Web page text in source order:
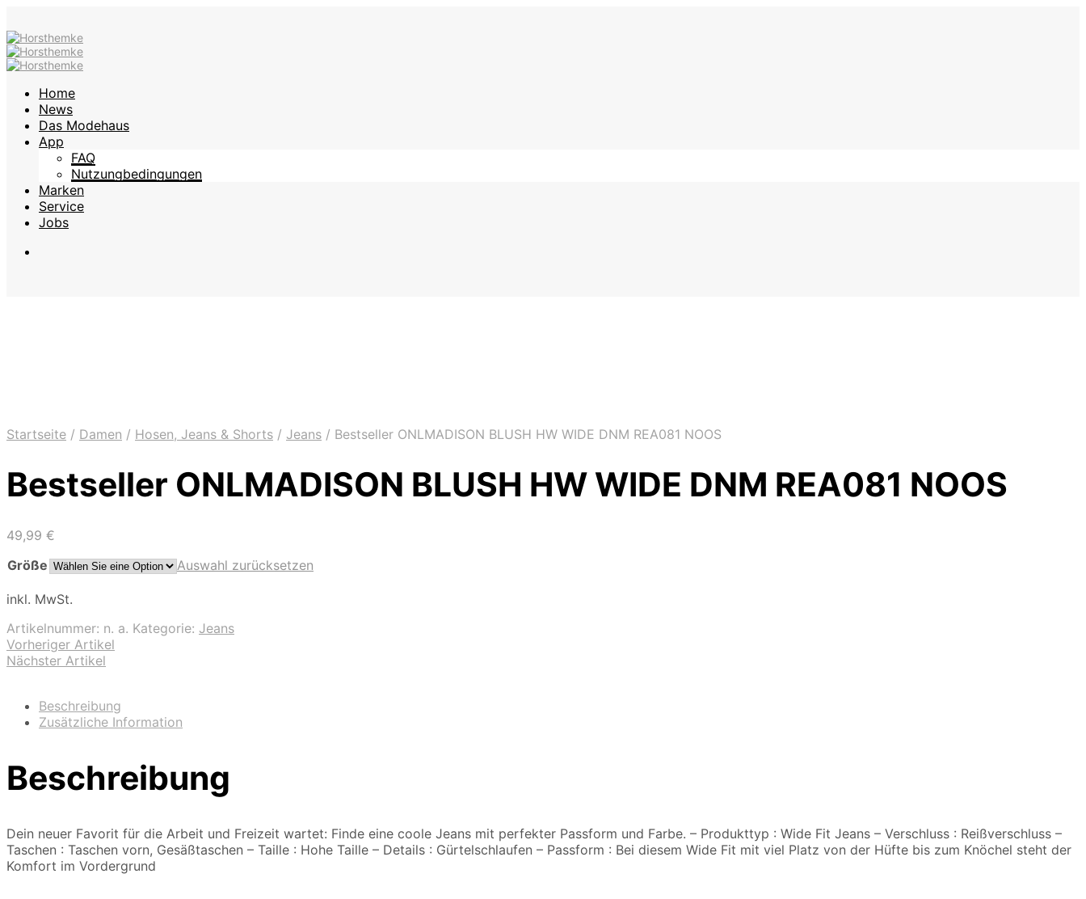
Home
News
Das Modehaus
App
FAQ
Nutzungbedingungen
Marken
Service
Jobs
Startseite / Damen / Hosen, Jeans & Shorts / Jeans / Bestseller ONLMADISON BLUSH HW WIDE DNM REA081 NOOS
Bestseller ONLMADISON BLUSH HW WIDE DNM REA081 NOOS
49,99 €
Größe
Auswahl zurücksetzen
inkl. MwSt.
Artikelnummer: n. a. Kategorie: Jeans
Vorheriger Artikel
Nächster Artikel
Beschreibung
Zusätzliche Information
Beschreibung
Dein neuer Favorit für die Arbeit und Freizeit wartet: Finde eine coole Jeans mit perfekter Passform und Farbe. – Produkttyp : Wide Fit Jeans – Verschluss : Reißverschluss –
Taschen : Taschen vorn, Gesäßtaschen – Taille : Hohe Taille – Details : Gürtelschlaufen – Passform : Bei diesem Wide Fit mit viel Platz von der Hüfte bis zum Knöchel steht der
Komfort im Vordergrund